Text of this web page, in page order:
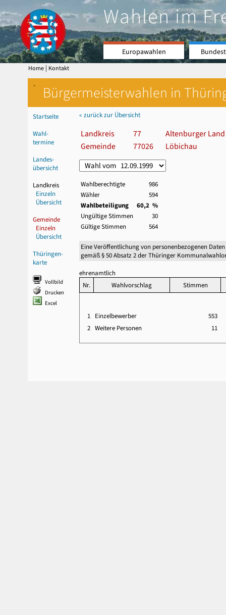
Wahlen im
Europawahlen
Home | Kontakt
` Bürgermeisterwahlen in
Startseite
Wahl-
termine
Landes-
übersicht
Landkreis
Einzeln
Übersicht
Gemeinde
Einzeln
Übersicht
Thüringen-
karte
Vollbild
Drucken
Excel
« zurück zur Übersicht
Landkreis 77
Altenburger Land
Gemeinde
77026 Löbichau
Wahlberechtigte
986
Wähler
594
Wahlbeteiligung
60,2 %
Ungültige Stimmen
30
Gültige Stimmen
564
Eine Veröffentlichung von personenbezogenen
gemäß § 50 Absatz 2 der Thüringer
ehrenamtlich
Nr.
Wahlvorschlag Stimmen
1 Einzelbewerber
553
2 Weitere Personen 11